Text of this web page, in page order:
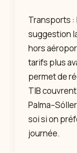
Transports :
suggestion
hors
tarifs plus
permet de
TIB
soi si on
journée.